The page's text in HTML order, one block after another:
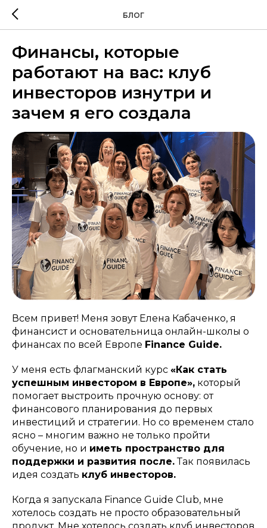
БЛОГ
Финансы, которые
работают на вас: клуб
инвесторов изнутри и
зачем я его создала
Всем привет! Меня зовут Елена Кабаченко, я
финансист и основательница онлайн-школы о
финансах по всей Европе Finance Guide.
У меня есть флагманский курс «Как стать
успешным инвестором в Европе», который
помогает выстроить прочную основу: от
финансового планирования до первых
инвестиций и стратегии. Но со временем стало
ясно – многим важно не только пройти
обучение, но и иметь пространство для
поддержки и развития после.Так появилась
идея создать клуб инвесторов.
Когда я запускала Finance Guide Club, мне
хотелось создать не просто образовательный